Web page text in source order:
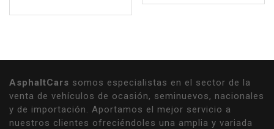
AsphaltCars somos especialistas en el sector de la
venta de vehículos de ocasión, seminuevos, nacionales
y de importación. Aportamos el mejor servicio a
nuestros clientes ofreciéndoles una amplia y variada